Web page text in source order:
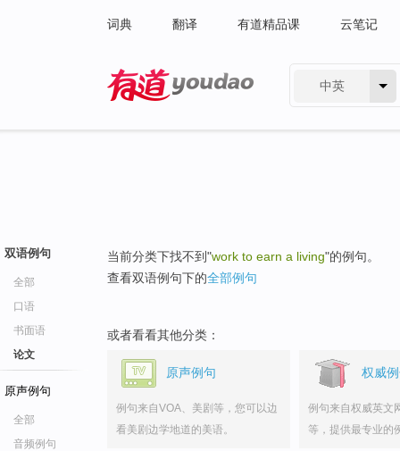
词典 翻译 有道精品课 云笔记
中英
双语例句
全部
口语
书面语
论文
原声例句
全部
音频例句
当前分类下找不到"work to earn a living"的例句。
查看双语例句下的全部例句
或者看看其他分类：
原声例句
例句来自VOA、美剧等，您可以边
看美剧边学地道的美语。
权威
例句来自权威英文
等，提供最专业的